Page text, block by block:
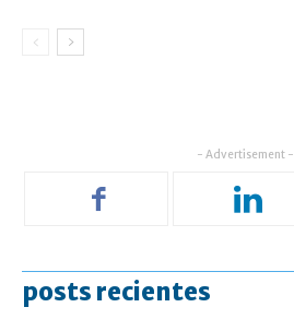
- Advertisement -
posts recientes